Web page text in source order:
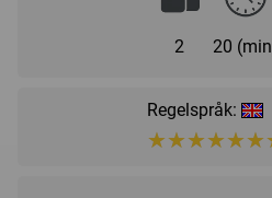
2 20
Regelspråk: